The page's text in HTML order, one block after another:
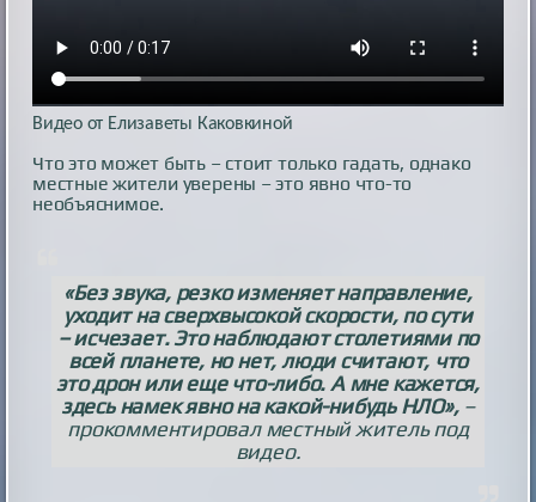
Видео от Елизаветы Каковкиной
Что это может быть – стоит только гадать, однако
местные жители уверены – это явно что-то
необъяснимое.
«Без звука, резко изменяет направление,
уходит на сверхвысокой скорости, по сути
– исчезает. Это наблюдают столетиями по
всей планете, но нет, люди считают, что
это дрон или еще что-либо. А мне кажется,
здесь намек явно на какой-нибудь НЛО»,–
прокомментировал местный житель под
видео.